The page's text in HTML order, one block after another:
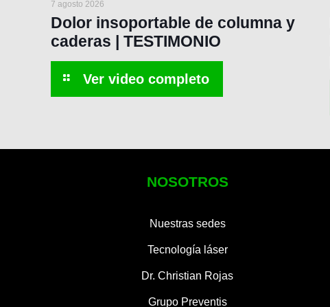
7 agosto 2026
Dolor insoportable de columna y
caderas | TESTIMONIO
NOSOTROS
Nuestras sedes
Tecnología láser
Dr. Christian Rojas
Grupo Preventis